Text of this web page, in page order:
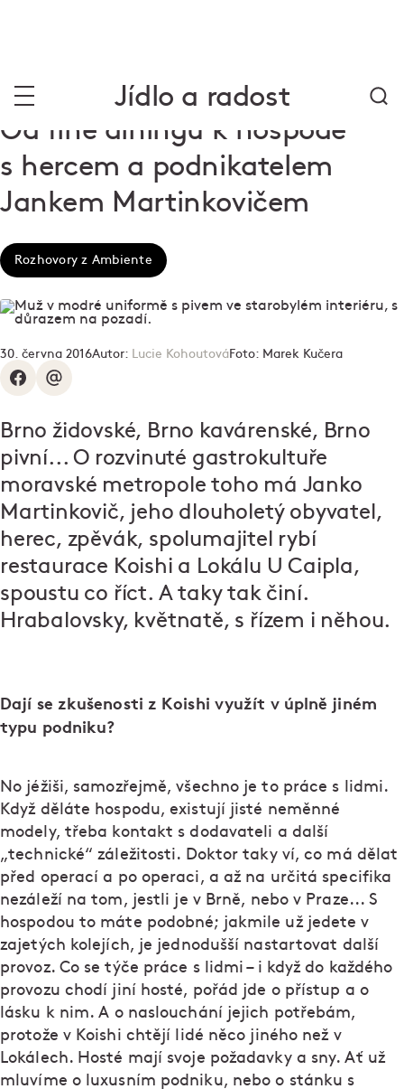
Jídlo a radost
Od fine diningu k hospodě
s hercem a podnikatelem
Jankem Martinkovičem
Rozhovory z Ambiente
30. června 2016Autor: Lucie KohoutováFoto: Marek Kučera
Brno židovské, Brno kavárenské, Brno
pivní... O rozvinuté gastrokultuře
moravské metropole toho má Janko
Martinkovič, jeho dlouholetý obyvatel,
herec, zpěvák, spolumajitel rybí
restaurace Koishi a Lokálu U Caipla,
spoustu co říct. A taky tak činí.
Hrabalovsky, květnatě, s řízem i něhou.
Dají se zkušenosti z Koishi využít v úplně jiném
typu podniku?
No jéžiši, samozřejmě, všechno je to práce s lidmi.
Když děláte hospodu, existují jisté neměnné
modely, třeba kontakt s dodavateli a další
„technické“ záležitosti. Doktor taky ví, co má dělat
před operací a po operaci, a až na určitá specifika
nezáleží na tom, jestli je v Brně, nebo v Praze... S
hospodou to máte podobné; jakmile už jedete v
zajetých kolejích, je jednodušší nastartovat další
provoz. Co se týče práce s lidmi – i když do každého
provozu chodí jiní hosté, pořád jde o přístup a o
lásku k nim. A o naslouchání jejich potřebám,
protože v Koishi chtějí lidé něco jiného než v
Lokálech. Hosté mají svoje požadavky a sny. Ať už
mluvíme o luxusním podniku, nebo o stánku s